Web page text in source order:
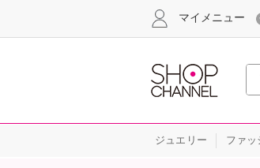
マイメニュー
ジュエリー ファッ